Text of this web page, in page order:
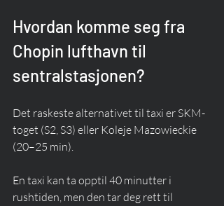
Hvordan komme seg fra
Chopin lufthavn til
sentralstasjonen?
Det raskeste alternativet til taxi er SKM-
toget (S2, S3) eller Koleje Mazowieckie
(20–25 min).
En taxi kan ta opptil 40 minutter i
rushtiden, men den tar deg rett til